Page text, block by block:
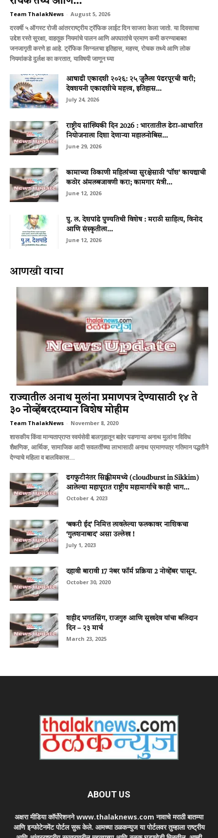
Team ThalakNews - August 5, 2026
दरवर्षी ५ ऑगस्ट रोजी आंतरराष्ट्रीय ट्रॅफिक लाईट दिन साजरा केला जातो. या दिवसाचा
उद्देश रस्ते सुरक्षा, वाहतूक नियमांचे पालन आणि अपघातांचे प्रमाण कमी करण्याबाबत
जनजागृती करणे हा आहे. ट्रॅफिक सिग्नलचा इतिहास, महत्त्व, रोचक तथ्ये आणि लोक
नियमांकडे दुर्लक्ष का करतात, याविषयी जाणून घ्या
आषाढी एकादशी २०२६: २५ जुलैला पंढरपूरची वारी;
देवशयनी एकादशीचे महत्त्व, इतिहास...
July 24, 2026
राष्ट्रीय सांख्यिकी दिन 2026 : भारतातील डेटा-आधारित
नियोजनाला दिशा देणाऱ्या महालनोबिस...
June 29, 2026
कामाच्या ठिकाणी महिलांच्या सुरक्षेसाठी ‘पॉश’ कायद्याची
कठोर अंमलबजावणी करा; कामगार मंत्री...
June 12, 2026
पु. ल. देशपांडे पुण्यतिथी विशेष : मराठी साहित्य, विनोद
आणि संस्कृतीला...
June 12, 2026
आणखी वाचा
राज्यातील अनाथ मुलांना प्रमाणपत्र देण्यासाठी १४ ते
३० नोव्हेंबरदरम्यान विशेष मोहीम
Team ThalakNews - November 8, 2020
शासकीय किंवा मान्यताप्राप्त स्वयंसेवी बालगृहातून बाहेर पडणाऱ्या अनाथ मुलांना विविध
शैक्षणिक, आर्थिक, सामाजिक आदी सवलतींच्या लाभासाठी अनाथ प्रमाणपत्र गतिमान पद्धतीने
देण्याचे महिला व बालविकास...
ढगफुटीनंतर सिक्कीममध्ये (cloudburst in Sikkim)
आलेल्या महापूरात राष्ट्रीय महामार्गाचे काही भाग...
October 4, 2023
‘बकरी ईद’ निमित्त लावलेल्या फलकावर नाशिकचा
‘गुलशनाबाद’ असा उल्लेख !
July 1, 2023
दहावी बारावी 17 नंबर फॉर्म प्रक्रिया 2 नोव्हेंबर पासून.
October 30, 2020
शहीद भगतसिंग, राजगुरु आणि सुखदेव यांचा बलिदान
दिन – २३ मार्च
March 23, 2025
ABOUT US
अक्षरा मीडिया कॉर्पोरेशनने www.thalaknews.com नावाचे मराठी बातम्या
आणि इन्फोटेनमेंट पोर्टल सुरू केले. आमच्या ठळकन्युज या पोर्टलवर तुम्हाला राष्ट्रीय